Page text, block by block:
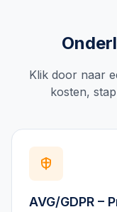
Klik door naar
kosten,
AVG/GDPR –